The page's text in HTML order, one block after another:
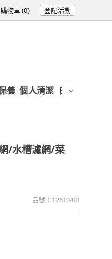
購物車 (0) 登記活動
養 個人清潔 日用/紙品
/水槽濾網/菜
品號： 12610401